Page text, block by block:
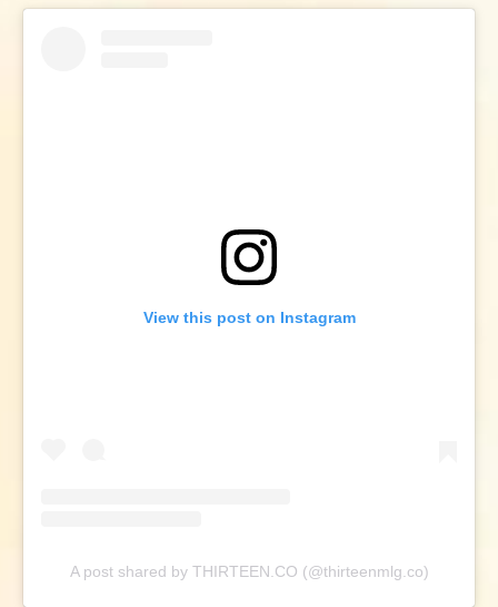
View this post on Instagram
A post shared by THIRTEEN.CO (@thirteenmlg.co)